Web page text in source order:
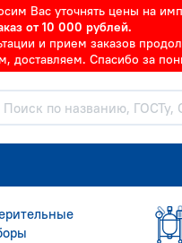
Вас уточнять цены на
от 10 000 рублей.
и прием заказов
доставляем. Спасибо за